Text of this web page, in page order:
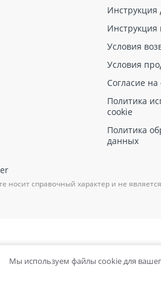
Инструкция
Инструкция
Условия
Условия
Согласие
Политика
cookie
Политика
данных
носит справочный характер и не
Мы используем файлы cookie для